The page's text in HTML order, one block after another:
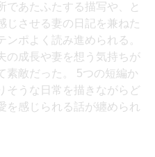
であたふたする描写や、と
じさせる妻の日記を兼ねた
ンポよく読み進められる。
の成長や妻を想う気持ちが
素敵だった。 5つの短編か
そうな日常を描きながらど
を感じられる話が纏められ